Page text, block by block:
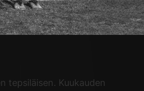
tepsiläisen. Kuukauden